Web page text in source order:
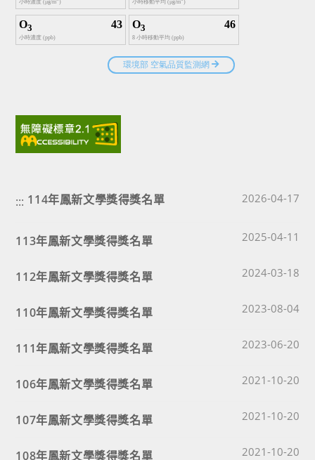
::: 114年鳳新文學獎得獎名單 Post published:
2026-04-17
113年鳳新文學獎得獎名單 Post published:
2025-04-11
112年鳳新文學獎得獎名單 Post published:
2024-03-18
110年鳳新文學獎得獎名單 Post published:
2023-08-04
111年鳳新文學獎得獎名單 Post published:
2023-06-20
106年鳳新文學獎得獎名單 Post published:
2021-10-20
107年鳳新文學獎得獎名單 Post published:
2021-10-20
108年鳳新文學獎得獎名單 Post published:
2021-10-20